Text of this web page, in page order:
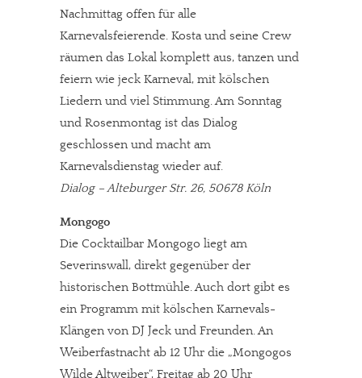
Nachmittag offen für alle
Karnevalsfeierende. Kosta und seine Crew
räumen das Lokal komplett aus, tanzen und
feiern wie jeck Karneval, mit kölschen
Liedern und viel Stimmung. Am Sonntag
und Rosenmontag ist das Dialog
geschlossen und macht am
Karnevalsdienstag wieder auf.
Dialog – Alteburger Str. 26, 50678 Köln
Mongogo
Die Cocktailbar Mongogo liegt am
Severinswall, direkt gegenüber der
historischen Bottmühle. Auch dort gibt es
ein Programm mit kölschen Karnevals-
Klängen von DJ Jeck und Freunden. An
Weiberfastnacht ab 12 Uhr die „Mongogos
Wilde Altweiber“, Freitag ab 20 Uhr